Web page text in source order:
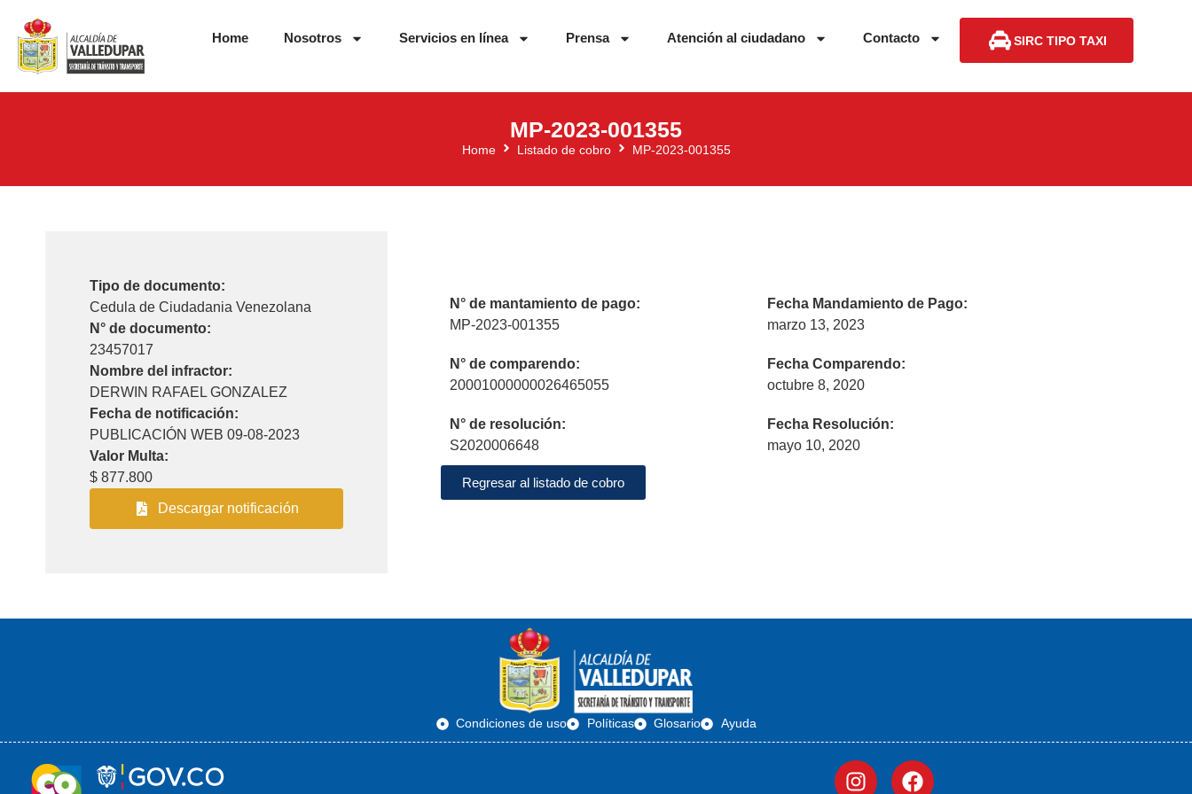
Home Nosotros Servicios en línea Prensa Atención al ciudadano Contacto SIRC TIPO TAXI
MP-2023-001355
Home Listado de cobro MP-2023-001355
Tipo de documento:
Cedula de Ciudadania Venezolana
N° de documento:
23457017
Nombre del infractor:
DERWIN RAFAEL GONZALEZ
Fecha de notificación:
PUBLICACIÓN WEB 09-08-2023
Valor Multa:
$ 877.800
Descargar notificación
N° de mantamiento de pago:
MP-2023-001355
Fecha Mandamiento de Pago:
marzo 13, 2023
N° de comparendo:
20001000000026465055
Fecha Comparendo:
octubre 8, 2020
N° de resolución:
S2020006648
Fecha Resolución:
mayo 10, 2020
Regresar al listado de cobro
Condiciones de uso Políticas Glosario Ayuda